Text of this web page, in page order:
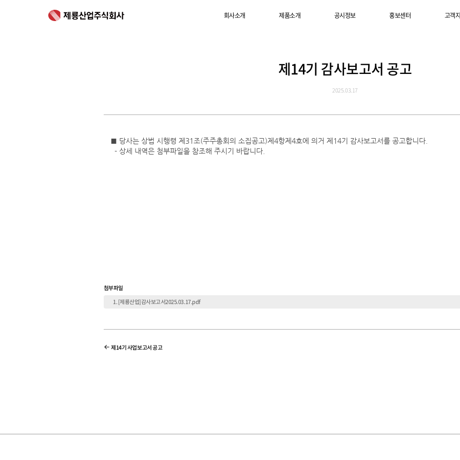
회사소개 제품소개 공시정보 홍보센터 고객
회사소개 제품소개 공시정보 홍보센터 고객
제14기 감사보고서 공고
2025.03.17
■ 당사는 상법 시행령 제31조(주주총회의 소집공고)제4항제4호에 의거 제14기 감사보고서를 공고합니다.
- 상세 내역은 첨부파일을 참조해 주시기 바랍니다.
첨부파일
[제룡산업]감사보고서2025.03.17.pdf
제14기 사업보고서 공고